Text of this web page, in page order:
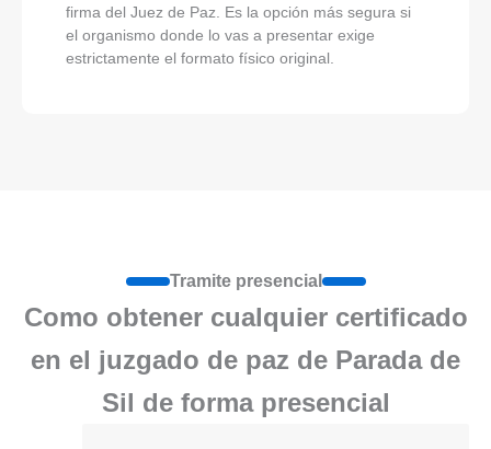
firma del Juez de Paz. Es la opción más segura si
el organismo donde lo vas a presentar exige
estrictamente el formato físico original.
Tramite presencial
Como obtener cualquier certificado
en el juzgado de paz de Parada de
Sil de forma presencial